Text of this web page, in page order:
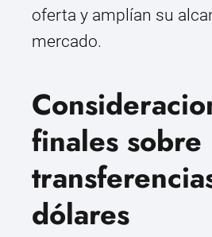
oferta y amplían su
mercado.
finales sobre
dólares